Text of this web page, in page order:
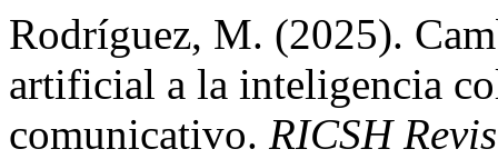
Rodríguez, M. (2025).
artificial a la inteligencia
comunicativo. RICSH